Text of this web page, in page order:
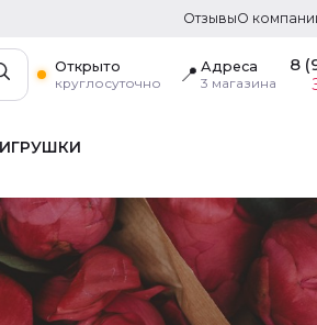
ОтзывыО
Открыто
круглосуточно
📍 Адреса
3 магазина
8